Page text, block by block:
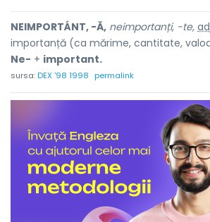
NEIMPORTÁNT, -Ă, neimportanți, -te,
importanță (ca mărime, cantitate,
Ne- + important.
sursa:DEX '98 1998 permalink